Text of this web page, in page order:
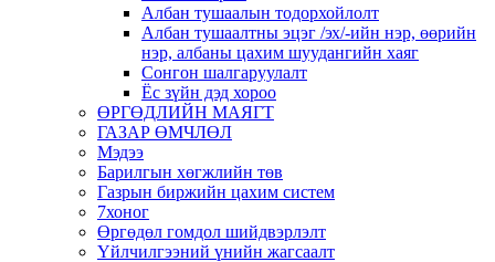
Албан тушаалын тодорхойлолт
Албан тушаалтны эцэг /эх/-ийн нэр, өөрийн
нэр, албаны цахим шуудангийн хаяг
Сонгон шалгаруулалт
Ёс зүйн дэд хороо
ӨРГӨДЛИЙН МАЯГТ
ГАЗАР ӨМЧЛӨЛ
Мэдээ
Барилгын хөгжлийн төв
Газрын биржийн цахим систем
7хоног
Өргөдөл гомдол шийдвэрлэлт
Үйлчилгээний үнийн жагсаалт